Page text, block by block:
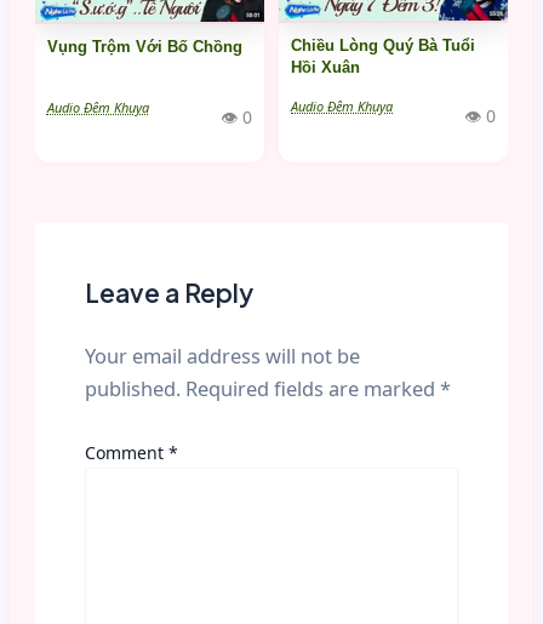
Vụng Trộm Với Bố Chồng
Audio Đêm Khuya 👁 0
Chiều Lòng Quý Bà Tuổi
Hồi Xuân
Audio Đêm Khuya 👁 0
Leave a Reply
Your email address will not be
published. Required fields are marked *
Comment *